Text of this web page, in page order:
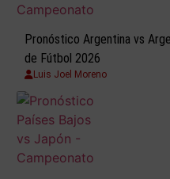
Pronóstico Argentina vs
de Fútbol 2026
Luis Joel Moreno